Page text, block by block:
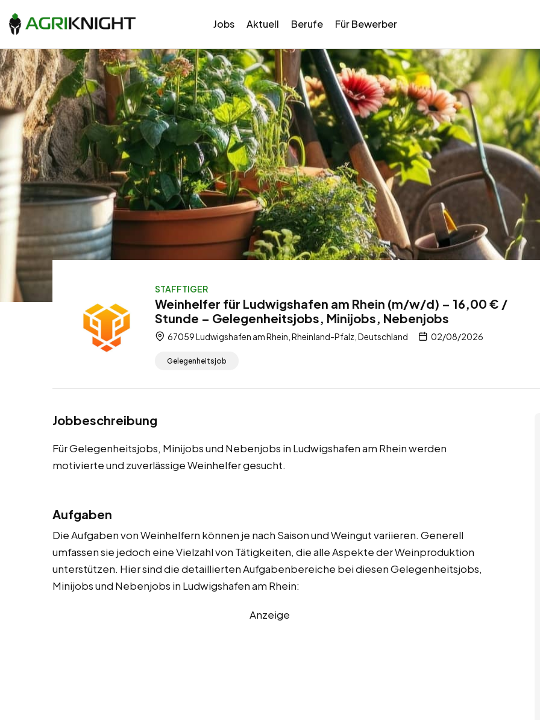
Jobs Aktuell Berufe Für Bewerber
STAFFTIGER
Weinhelfer für Ludwigshafen am Rhein (m/w/d) – 16,00 € /
Stunde – Gelegenheitsjobs, Minijobs, Nebenjobs
67059 Ludwigshafen am Rhein, Rheinland-Pfalz, Deutschland 02/08/2026
Gelegenheitsjob
Jobbeschreibung
Für Gelegenheitsjobs, Minijobs und Nebenjobs in Ludwigshafen am Rhein werden
motivierte und zuverlässige Weinhelfer gesucht.
Aufgaben
Die Aufgaben von Weinhelfern können je nach Saison und Weingut variieren. Generell
umfassen sie jedoch eine Vielzahl von Tätigkeiten, die alle Aspekte der Weinproduktion
unterstützen. Hier sind die detaillierten Aufgabenbereiche bei diesen Gelegenheitsjobs,
Minijobs und Nebenjobs in Ludwigshafen am Rhein:
Anzeige